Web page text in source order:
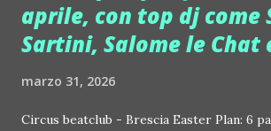
aprile, con top dj come
Sartini, Salome le Chat
marzo 31, 2026
Circus beatclub - Brescia Easter Plan: 6